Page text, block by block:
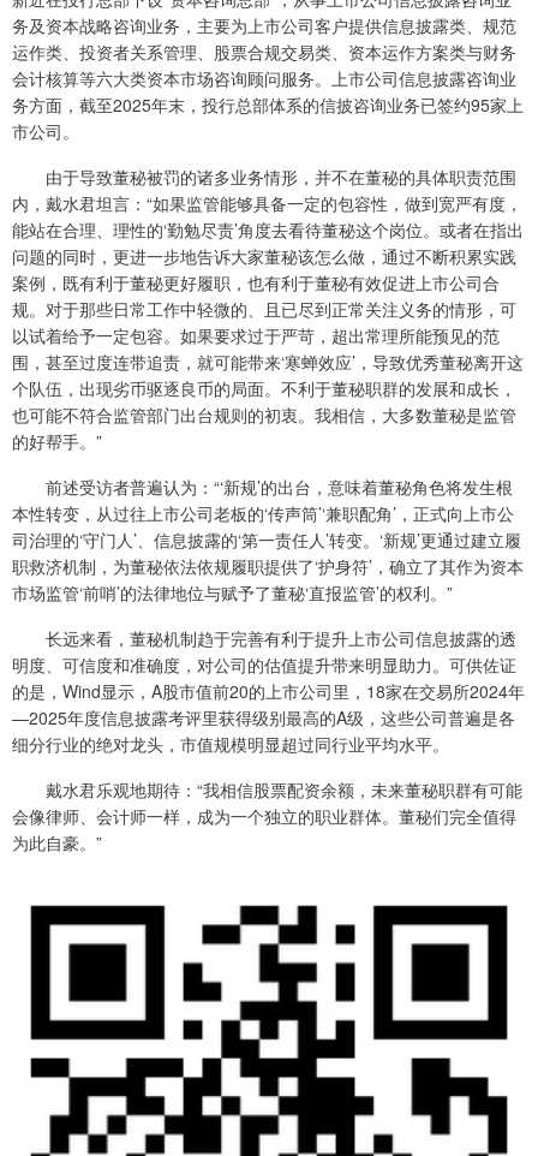
务及资本战略咨询业务，主要为上市公司客户提供信息披露类、规范
运作类、投资者关系管理、股票合规交易类、资本运作方案类与财务
会计核算等六大类资本市场咨询顾问服务。上市公司信息披露咨询业
务方面，截至2025年末，投行总部体系的信披咨询业务已签约95家上
市公司。
由于导致董秘被罚的诸多业务情形，并不在董秘的具体职责范围
内，戴水君坦言：“如果监管能够具备一定的包容性，做到宽严有度，
能站在合理、理性的‘勤勉尽责’角度去看待董秘这个岗位。或者在指出
问题的同时，更进一步地告诉大家董秘该怎么做，通过不断积累实践
案例，既有利于董秘更好履职，也有利于董秘有效促进上市公司合
规。对于那些日常工作中轻微的、且已尽到正常关注义务的情形，可
以试着给予一定包容。如果要求过于严苛，超出常理所能预见的范
围，甚至过度连带追责，就可能带来‘寒蝉效应’，导致优秀董秘离开这
个队伍，出现劣币驱逐良币的局面。不利于董秘职群的发展和成长，
也可能不符合监管部门出台规则的初衷。我相信，大多数董秘是监管
的好帮手。”
前述受访者普遍认为：“‘新规’的出台，意味着董秘角色将发生根
本性转变，从过往上市公司老板的‘传声筒’‘兼职配角’，正式向上市公
司治理的‘守门人’、信息披露的‘第一责任人’转变。‘新规’更通过建立履
职救济机制，为董秘依法依规履职提供了‘护身符’，确立了其作为资本
市场监管‘前哨’的法律地位与赋予了董秘‘直报监管’的权利。”
长远来看，董秘机制趋于完善有利于提升上市公司信息披露的透
明度、可信度和准确度，对公司的估值提升带来明显助力。可供佐证
的是，Wind显示，A股市值前20的上市公司里，18家在交易所2024年
—2025年度信息披露考评里获得级别最高的A级，这些公司普遍是各
细分行业的绝对龙头，市值规模明显超过同行业平均水平。
戴水君乐观地期待：“我相信股票配资余额，未来董秘职群有可能
会像律师、会计师一样，成为一个独立的职业群体。董秘们完全值得
为此自豪。”